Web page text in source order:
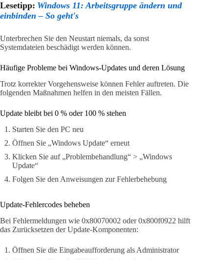
Lesetipp: Windows 11: Arbeitsgruppe ändern und
einbinden – So geht's
Unterbrechen Sie den Neustart niemals, da sonst
Systemdateien beschädigt werden können.
Häufige Probleme bei Windows-Updates und deren Lösung
Trotz korrekter Vorgehensweise können Fehler auftreten. Die
folgenden Maßnahmen helfen in den meisten Fällen.
Update bleibt bei 0 % oder 100 % stehen
Starten Sie den PC neu
Öffnen Sie „Windows Update“ erneut
Klicken Sie auf „Problembehandlung“ > „Windows
Update“
Folgen Sie den Anweisungen zur Fehlerbehebung
Update-Fehlercodes beheben
Bei Fehlermeldungen wie 0x80070002 oder 0x800f0922 hilft
das Zurücksetzen der Update-Komponenten:
Öffnen Sie die Eingabeaufforderung als Administrator